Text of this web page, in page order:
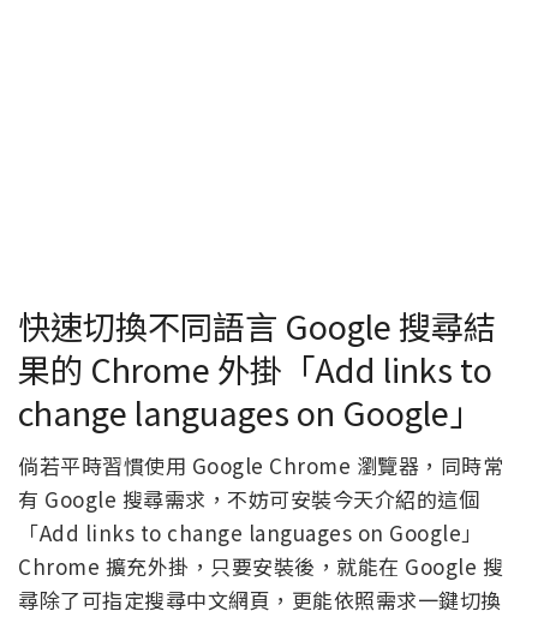
快速切換不同語言 Google 搜尋結
果的 Chrome 外掛「Add links to
change languages on Google」
倘若平時習慣使用 Google Chrome 瀏覽器，同時常
有 Google 搜尋需求，不妨可安裝今天介紹的這個
「Add links to change languages on Google」
Chrome 擴充外掛，只要安裝後，就能在 Google 搜
尋除了可指定搜尋中文網頁，更能依照需求一鍵切換